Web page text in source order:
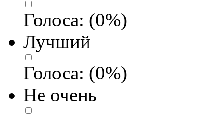
Голоса: (0%)
Лучший
Голоса: (0%)
Не очень